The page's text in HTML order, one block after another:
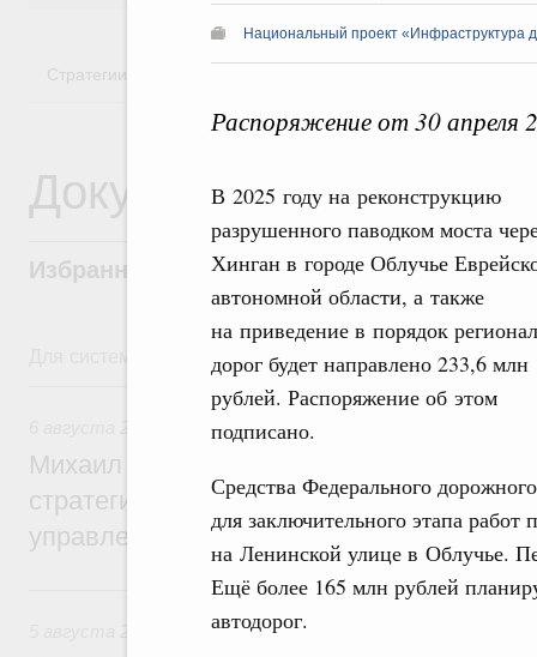
Национальный проект «Инфраструктура
Распоряжение от 30 апреля
В 2025 году на реконструкцию
разрушенного паводком моста
Хинган в городе Облучье
автономной области, а также
на приведение в порядок
дорог будет направлено 233,6 млн
рублей. Распоряжение об этом
подписано.
Средства Федерального
для заключительного этапа
на Ленинской улице в Облучье.
Ещё более 165 млн рублей
автодорог.
Стратегии
Документы
Избранные документы со справками к
Для системного поиска перейдите в раздел "Поиск по
6 августа, четверг
Технологическое развитие. Инновации
Михаил Мишустин дал поручения по
стратегической сессии о
управления научно-технологическим
5 августа, среда
Вопросы производительности труда и